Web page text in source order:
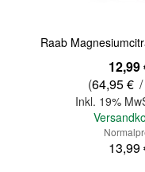
Raab
12,99
(64,95 €
Inkl. 19%
13,99